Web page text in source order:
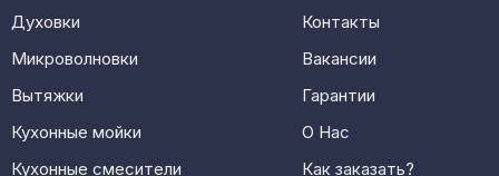
Духовки
Микроволновки
Вытяжки
Кухонные мойки
Кухонные смесители
Контакты
Вакансии
Гарантии
О Нас
Как заказать?